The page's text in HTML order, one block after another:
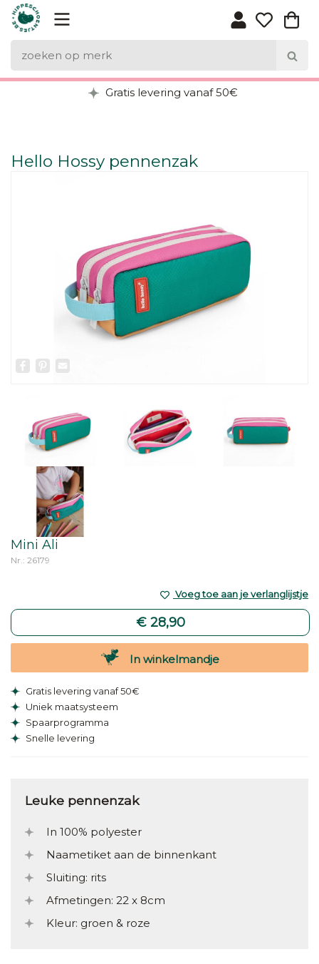
Gratis levering vanaf 50€
Hello Hossy pennenzak
Facebook
Pinterest
Mini Ali
Nr.: 26179
€ 28,90
Voeg toe aan je verlanglijstje
In winkelmandje
Gratis levering vanaf 50€
Uniek maatsysteem
Spaarprogramma
Snelle levering
Leuke pennenzak
In 100% polyester
Naametiket aan de binnenkant
Sluiting: rits
Afmetingen: 22 x 8cm
Kleur: groen & roze